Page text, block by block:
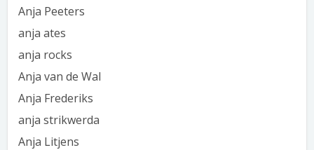
Anja Peeters
anja ates
anja rocks
Anja van de Wal
Anja Frederiks
anja strikwerda
Anja Litjens